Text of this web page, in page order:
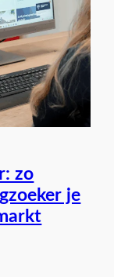
zo
je